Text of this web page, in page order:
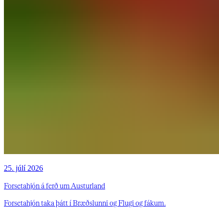
25. júlí 2026
Forsetahjón á ferð um Austurland
Forsetahjón taka þátt í Bræðslunni og Flugi og fákum.